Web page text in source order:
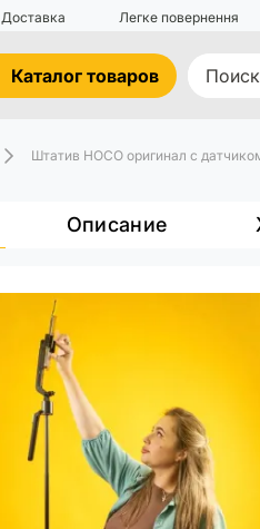
Доставка Легке повернення
Каталог товаров
Штатив HOCO оригинал с
Описание